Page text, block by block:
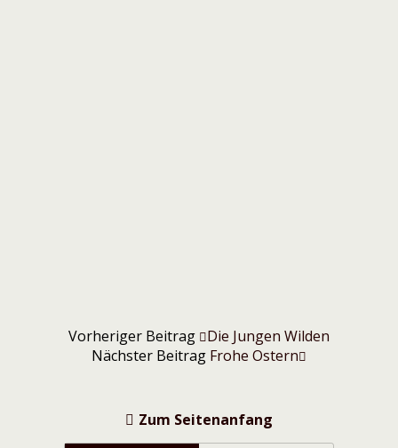
Vorheriger Beitrag
Die Jungen Wilden
Nächster Beitrag Frohe Ostern
Zum Seitenanfang